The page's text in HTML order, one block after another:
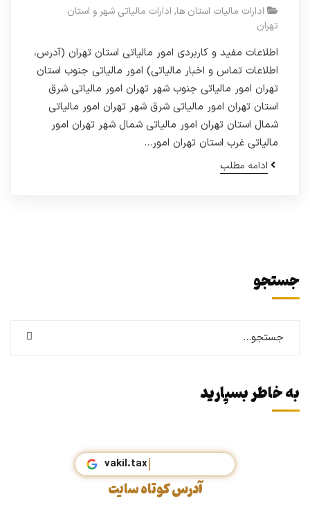
ادارات مالیات استان ها, ادارات مالیاتی شهر و استان
تهران
اطلاعات مفید و کاربردی امور مالیاتی استان تهران (آدرس،
اطلاعات تماس و اخبار مالیاتی) امور مالیاتی جنوب استان
تهران امور مالیاتی جنوب شهر تهران امور مالیاتی شرق
استان تهران امور مالیاتی شرق شهر تهران امور مالیاتی
شمال استان تهران امور مالیاتی شمال شهر تهران امور
مالیاتی غرب استان تهران امور…
ادامه مطلب
جستجو
به خاطر بسپارید
vakil.tax
آدرس کوتاه سایت